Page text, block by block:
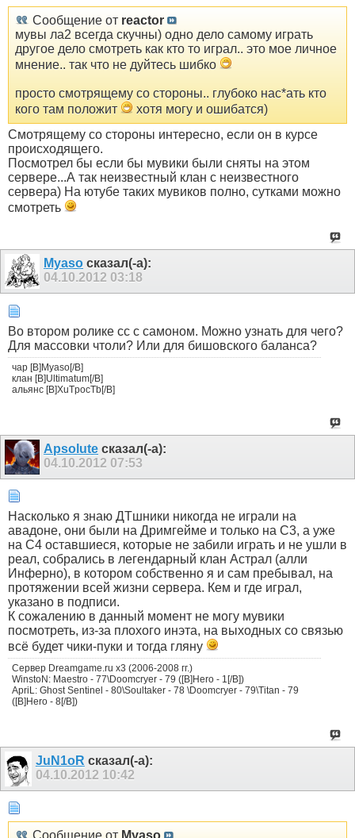
Сообщение от reactor
мувы ла2 всегда скучны) одно дело самому играть
другое дело смотреть как кто то играл.. это мое личное
мнение.. так что не дуйтесь шибко
просто смотрящему со стороны.. глубоко нас*ать кто
кого там положит
хотя могу и ошибатся)
Смотрящему со стороны интересно, если он в курсе
происходящего.
Посмотрел бы если бы мувики были сняты на этом
сервере...А так неизвестный клан с неизвестного
сервера) На ютубе таких мувиков полно, сутками можно
смотреть
Myaso сказал(-а):
04.10.2012 03:18
Во втором ролике сс с самоном. Можно узнать для чего?
Для массовки чтоли? Или для бишовского баланса?
чар [B]Myaso[/B]
клан [B]Ultimatum[/B]
альянс [B]XuTpocTb[/B]
Apsolute сказал(-а):
04.10.2012 07:53
Насколько я знаю ДТшники никогда не играли на
авадоне, они были на Дримгейме и только на С3, а уже
на С4 оставшиеся, которые не забили играть и не ушли в
реал, собрались в легендарный клан Астрал (алли
Инферно), в котором собственно я и сам пребывал, на
протяжении всей жизни сервера. Кем и где играл,
указано в подписи.
К сожалению в данный момент не могу мувики
посмотреть, из-за плохого инэта, на выходных со связью
всё будет чики-пуки и тогда гляну
Сервер Dreamgame.ru х3 (2006-2008 гг.)
WinstoN: Maestro - 77\Doomcryer - 79 ([B]Hero - 1[/B])
ApriL: Ghost Sentinel - 80\Soultaker - 78 \Doomcryer - 79\Titan - 79
([B]Hero - 8[/B])
JuN1oR сказал(-а):
04.10.2012 10:42
Сообщение от Myaso